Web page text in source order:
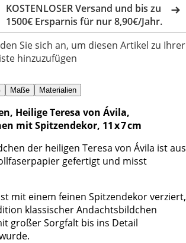
KOSTENLOSER Versand und bis zu
1500€ Ersparnis für nur 8,90€/Jahr.
Sie sich an, um diesen Artikel zu Ihrer
hinzuzufügen
Maße Materialien
Heilige Teresa von Ávila,
mit Spitzendekor, 11 x 7 cm
der heiligen Teresa von Ávila ist aus
gefertigt und misst
mit einem feinen Spitzendekor verziert,
klassischer Andachtsbildchen
großer Sorgfalt bis ins Detail